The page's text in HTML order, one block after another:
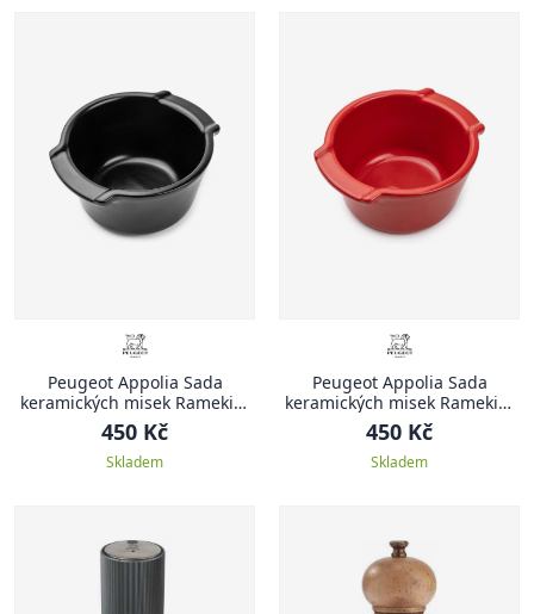
Peugeot Appolia Sada
keramických misek Ramekin,
2 ks, černá
450 Kč
Skladem
Peugeot Appolia Sada
keramických misek Ramekin,
2 ks, červená
450 Kč
Skladem